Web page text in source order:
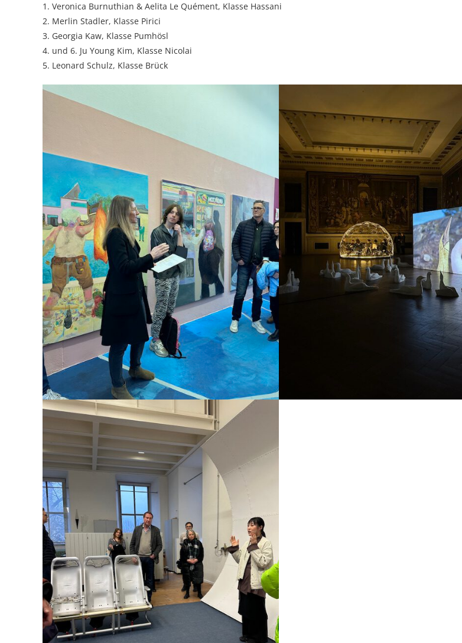
1. Veronica Burnuthian & Aelita Le Quément, Klasse Hassani
2. Merlin Stadler, Klasse Pirici
3. Georgia Kaw, Klasse Pumhösl
4. und 6. Ju Young Kim, Klasse Nicolai
5. Leonard Schulz, Klasse Brück